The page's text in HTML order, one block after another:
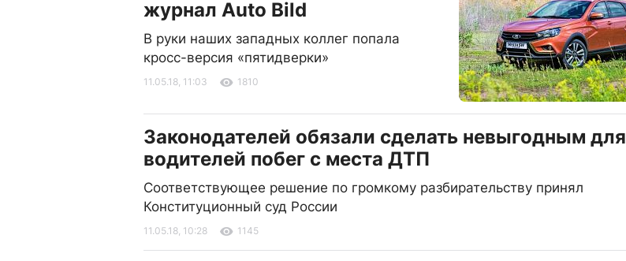
журнал Auto Bild
В руки наших западных коллег попала
кросс-версия «пятидверки»
11.05.18, 11:03 1810
Законодателей обязали сделать невыгодным для
водителей побег с места ДТП
Соответствующее решение по громкому разбирательству принял
Конституционный суд России
11.05.18, 10:28 1145